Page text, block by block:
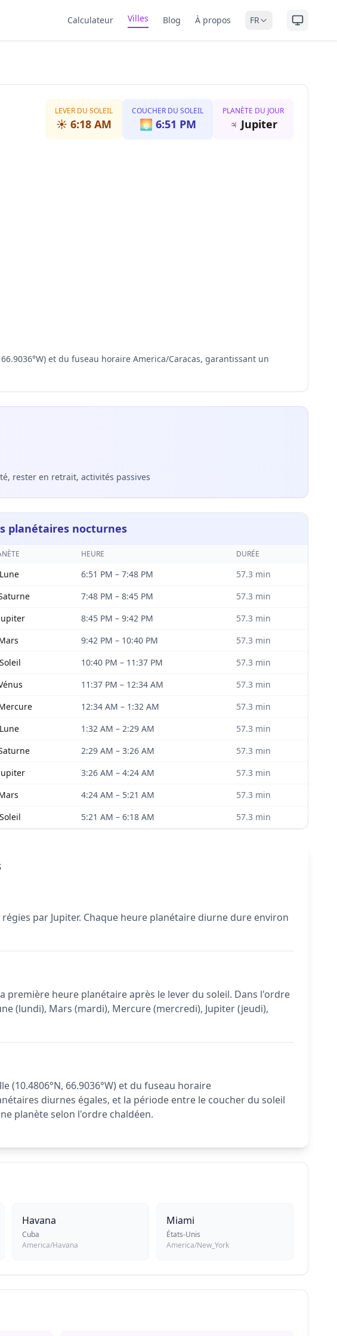
Calculateur Villes Blog À propos FR
LEVER DU SOLEIL
☀️ 6:18 AM
COUCHER DU SOLEIL
🌅 6:51 PM
PLANÈTE DU JOUR
♃ Jupiter
et du fuseau horaire America/Caracas, garantissant un
rester en retrait, activités passives
planétaires nocturnes
HEURE DURÉE
Lune 6:51 PM – 7:48 PM 57.3 min
7:48 PM – 8:45 PM 57.3 min
8:45 PM – 9:42 PM 57.3 min
9:42 PM – 10:40 PM 57.3 min
Soleil 10:40 PM – 11:37 PM 57.3 min
11:37 PM – 12:34 AM 57.3 min
12:34 AM – 1:32 AM 57.3 min
Lune 1:32 AM – 2:29 AM 57.3 min
2:29 AM – 3:26 AM 57.3 min
3:26 AM – 4:24 AM 57.3 min
4:24 AM – 5:21 AM 57.3 min
Soleil 5:21 AM – 6:18 AM 57.3 min
par Jupiter. Chaque heure planétaire diurne dure environ
première heure planétaire après le lever du soleil. Dans l'ordre
(lundi), Mars (mardi), Mercure (mercredi), Jupiter (jeudi),
(10.4806°N, 66.9036°W) et du fuseau horaire
diurnes égales, et la période entre le coucher du soleil
planète selon l'ordre chaldéen.
Havana
Cuba
America/Havana
Miami
États-Unis
America/New_York